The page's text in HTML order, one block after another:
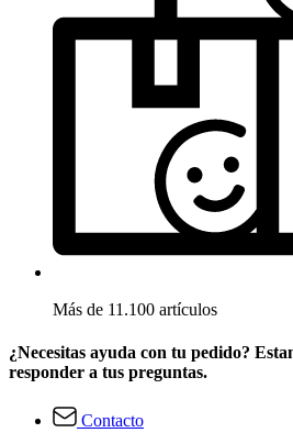
Más de 11.100 artículos
¿Necesitas ayuda con tu pedido?
responder a tus preguntas.
Contacto